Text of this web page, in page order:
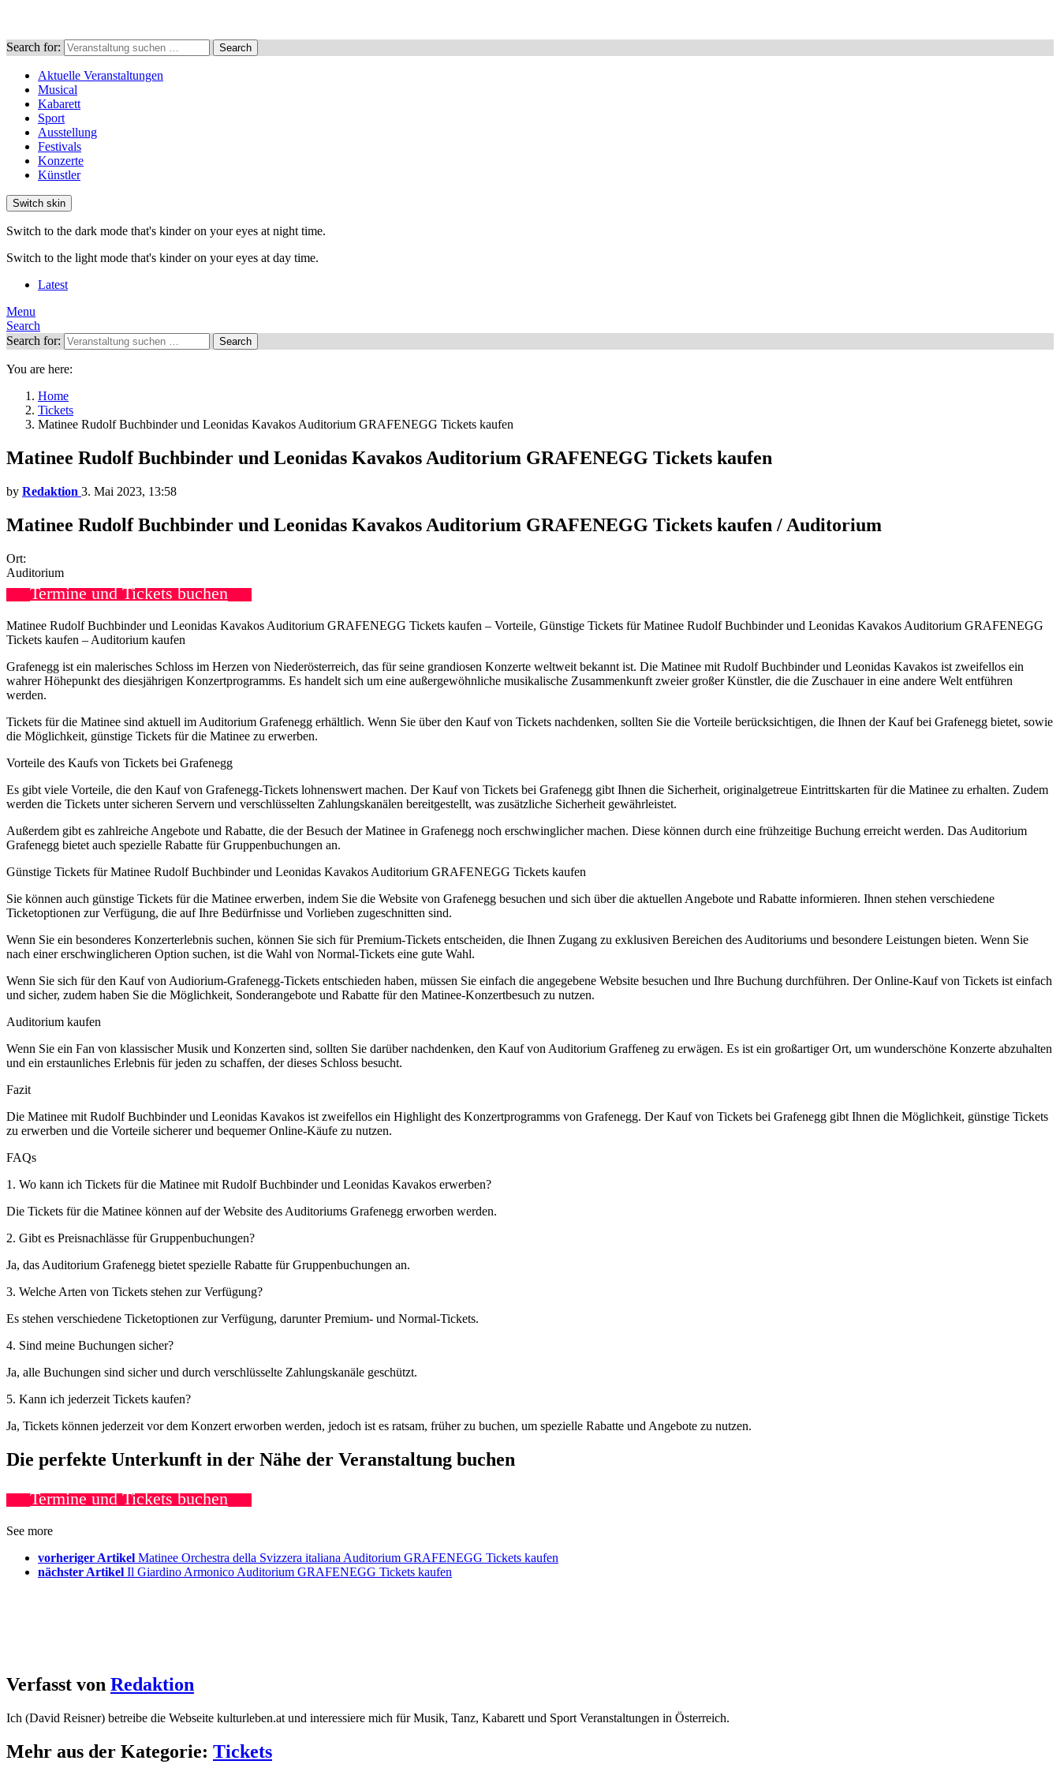
Search for: Search
Aktuelle Veranstaltungen
Musical
Kabarett
Sport
Ausstellung
Festivals
Konzerte
Künstler
Switch skin
Switch to the dark mode that's kinder on your eyes at night time.
Switch to the light mode that's kinder on your eyes at day time.
Latest
Menu
Search
Search for:
Search
You are here:
Home
Tickets
Matinee Rudolf Buchbinder und Leonidas Kavakos Auditorium GRAFENEGG Tickets kaufen
Matinee Rudolf Buchbinder und Leonidas Kavakos Auditorium GRAFENEGG Tickets kaufen
by Redaktion 3. Mai 2023, 13:58
Matinee Rudolf Buchbinder und Leonidas Kavakos Auditorium GRAFENEGG Tickets kaufen / Auditorium
Ort:
Auditorium
Termine und Tickets buchen
Matinee Rudolf Buchbinder und Leonidas Kavakos Auditorium GRAFENEGG Tickets kaufen – Vorteile, Günstige Tickets für Matinee Rudolf Buchbinder und Leonidas Kavakos Auditorium GRAFENEGG
Tickets kaufen – Auditorium kaufen
Grafenegg ist ein malerisches Schloss im Herzen von Niederösterreich, das für seine grandiosen Konzerte weltweit bekannt ist. Die Matinee mit Rudolf Buchbinder und Leonidas Kavakos ist zweifellos ein
wahrer Höhepunkt des diesjährigen Konzertprogramms. Es handelt sich um eine außergewöhnliche musikalische Zusammenkunft zweier großer Künstler, die die Zuschauer in eine andere Welt entführen
werden.
Tickets für die Matinee sind aktuell im Auditorium Grafenegg erhältlich. Wenn Sie über den Kauf von Tickets nachdenken, sollten Sie die Vorteile berücksichtigen, die Ihnen der Kauf bei Grafenegg bietet, sowie
die Möglichkeit, günstige Tickets für die Matinee zu erwerben.
Vorteile des Kaufs von Tickets bei Grafenegg
Es gibt viele Vorteile, die den Kauf von Grafenegg-Tickets lohnenswert machen. Der Kauf von Tickets bei Grafenegg gibt Ihnen die Sicherheit, originalgetreue Eintrittskarten für die Matinee zu erhalten. Zudem
werden die Tickets unter sicheren Servern und verschlüsselten Zahlungskanälen bereitgestellt, was zusätzliche Sicherheit gewährleistet.
Außerdem gibt es zahlreiche Angebote und Rabatte, die der Besuch der Matinee in Grafenegg noch erschwinglicher machen. Diese können durch eine frühzeitige Buchung erreicht werden. Das Auditorium
Grafenegg bietet auch spezielle Rabatte für Gruppenbuchungen an.
Günstige Tickets für Matinee Rudolf Buchbinder und Leonidas Kavakos Auditorium GRAFENEGG Tickets kaufen
Sie können auch günstige Tickets für die Matinee erwerben, indem Sie die Website von Grafenegg besuchen und sich über die aktuellen Angebote und Rabatte informieren. Ihnen stehen verschiedene
Ticketoptionen zur Verfügung, die auf Ihre Bedürfnisse und Vorlieben zugeschnitten sind.
Wenn Sie ein besonderes Konzerterlebnis suchen, können Sie sich für Premium-Tickets entscheiden, die Ihnen Zugang zu exklusiven Bereichen des Auditoriums und besondere Leistungen bieten. Wenn Sie
nach einer erschwinglicheren Option suchen, ist die Wahl von Normal-Tickets eine gute Wahl.
Wenn Sie sich für den Kauf von Audiorium-Grafenegg-Tickets entschieden haben, müssen Sie einfach die angegebene Website besuchen und Ihre Buchung durchführen. Der Online-Kauf von Tickets ist einfach
und sicher, zudem haben Sie die Möglichkeit, Sonderangebote und Rabatte für den Matinee-Konzertbesuch zu nutzen.
Auditorium kaufen
Wenn Sie ein Fan von klassischer Musik und Konzerten sind, sollten Sie darüber nachdenken, den Kauf von Auditorium Graffeneg zu erwägen. Es ist ein großartiger Ort, um wunderschöne Konzerte abzuhalten
und ein erstaunliches Erlebnis für jeden zu schaffen, der dieses Schloss besucht.
Fazit
Die Matinee mit Rudolf Buchbinder und Leonidas Kavakos ist zweifellos ein Highlight des Konzertprogramms von Grafenegg. Der Kauf von Tickets bei Grafenegg gibt Ihnen die Möglichkeit, günstige Tickets
zu erwerben und die Vorteile sicherer und bequemer Online-Käufe zu nutzen.
FAQs
1. Wo kann ich Tickets für die Matinee mit Rudolf Buchbinder und Leonidas Kavakos erwerben?
Die Tickets für die Matinee können auf der Website des Auditoriums Grafenegg erworben werden.
2. Gibt es Preisnachlässe für Gruppenbuchungen?
Ja, das Auditorium Grafenegg bietet spezielle Rabatte für Gruppenbuchungen an.
3. Welche Arten von Tickets stehen zur Verfügung?
Es stehen verschiedene Ticketoptionen zur Verfügung, darunter Premium- und Normal-Tickets.
4. Sind meine Buchungen sicher?
Ja, alle Buchungen sind sicher und durch verschlüsselte Zahlungskanäle geschützt.
5. Kann ich jederzeit Tickets kaufen?
Ja, Tickets können jederzeit vor dem Konzert erworben werden, jedoch ist es ratsam, früher zu buchen, um spezielle Rabatte und Angebote zu nutzen.
Die perfekte Unterkunft in der Nähe der Veranstaltung buchen
Termine und Tickets buchen
See more
vorheriger Artikel Matinee Orchestra della Svizzera italiana Auditorium GRAFENEGG Tickets kaufen
nächster Artikel Il Giardino Armonico Auditorium GRAFENEGG Tickets kaufen
Verfasst von Redaktion
Ich (David Reisner) betreibe die Webseite kulturleben.at und interessiere mich für Musik, Tanz, Kabarett und Sport Veranstaltungen in Österreich.
Mehr aus der Kategorie: Tickets